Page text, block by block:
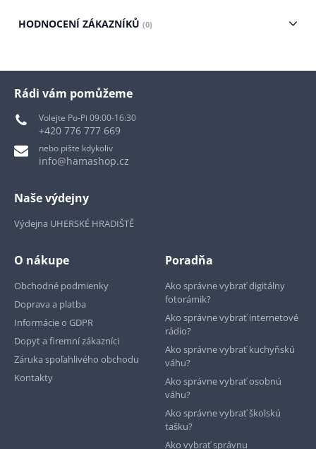
HODNOCENÍ ZÁKAZNÍKŮ (0)
Rádi vám pomůžeme
Volejte Po-Pi 09:00-16:30
+420 776 777 669
nebo pište kdykoliv
info@hamashop.cz
Naše výdejny
Výdejna UHERSKÉ HRADIŠTĚ
O nákupe
Obchodné podmienky
Doprava a platba
Informácie o GDPR
Dopyt a firemní zákazníci
Záruka spoľahlivého obchodu
Kontakty
Poradňa
Ako správne vybrať digitálny
fotorámik?
Ako správne vybrať internetové
rádio?
Ako správne vybrať kuchyňskú
váhu?
Ako správne vybrať osobnú
váhu?
Ako správne vybrať školskú
tašku?
Ako vybrať správnu